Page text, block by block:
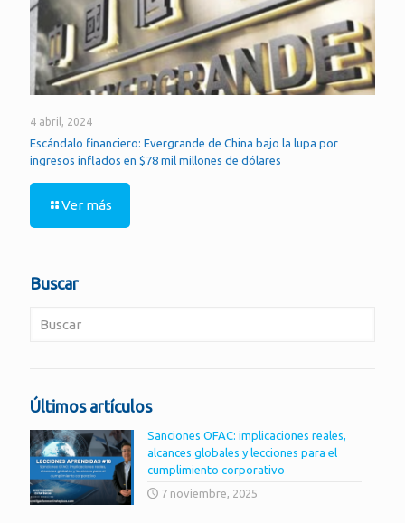
4 abril, 2024
Escándalo financiero: Evergrande de China bajo la lupa por
ingresos inflados en $78 mil millones de dólares
Ver más
Buscar
Últimos artículos
Sanciones OFAC: implicaciones reales,
alcances globales y lecciones para el
cumplimiento corporativo
7 noviembre, 2025